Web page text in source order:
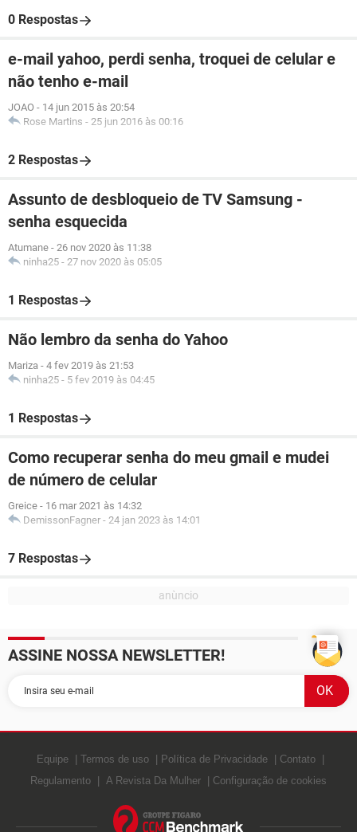
0 Respostas
e-mail yahoo, perdi senha, troquei de celular e
não tenho e-mail
JOAO - 14 jun 2015 às 20:54
Rose Martins - 25 jun 2016 às 00:16
2 Respostas
Assunto de desbloqueio de TV Samsung -
senha esquecida
Atumane - 26 nov 2020 às 11:38
ninha25 - 27 nov 2020 às 05:05
1 Respostas
Não lembro da senha do Yahoo
Mariza - 4 fev 2019 às 21:53
ninha25 - 5 fev 2019 às 04:45
1 Respostas
Como recuperar senha do meu gmail e mudei
de número de celular
Greice - 16 mar 2021 às 14:32
DemissonFagner - 24 jan 2023 às 14:01
7 Respostas
ASSINE NOSSA NEWSLETTER!
Equipe Termos de uso Política de Privacidade
Contato
Regulamento
A Revista Da Mulher Configuração de cookies